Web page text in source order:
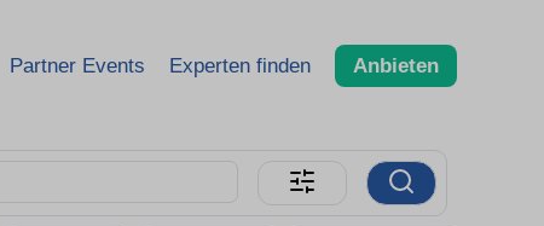
Partner Events Experten finden Anbieten